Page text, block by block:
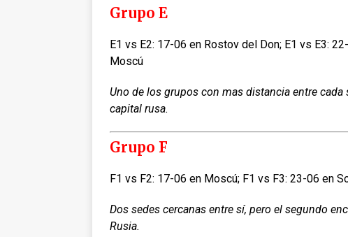
Grupo E
E1 vs E2: 17-06 en Rostov del Don; E1 vs E3:
Moscú
Uno de los grupos con mas distancia entre
capital rusa.
Grupo F
F1 vs F2: 17-06 en Moscú; F1 vs F3: 23-06 en
Dos sedes cercanas entre sí, pero el segundo
Rusia.